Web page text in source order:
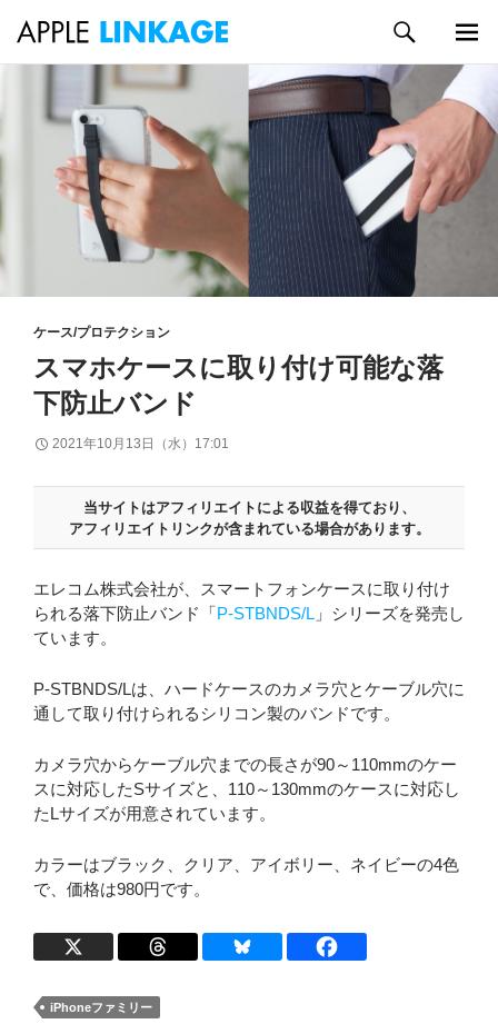
へ
ッ
プ
索
メイン
メニュ
ー
ケース/プロテクション
スマホケースに取り付け可能な落
下防止バンド
2021年10月13日（水）17:01
当サイトはアフィリエイトによる収益を得ており、
アフィリエイトリンクが含まれている場合があります。
エレコム株式会社が、スマートフォンケースに取り付け
られる落下防止バンド「P-STBNDS/L 」シリーズを発売し
ています。
P-STBNDS/Lは、ハードケースのカメラ穴とケーブル穴に
通して取り付けられるシリコン製のバンドです。
カメラ穴からケーブル穴までの長さが90～110mmのケー
スに対応したSサイズと、110～130mmのケースに対応し
たLサイズが用意されています。
カラーはブラック、クリア、アイボリー、ネイビーの4色
で、価格は980円です。
iPhoneファミリー